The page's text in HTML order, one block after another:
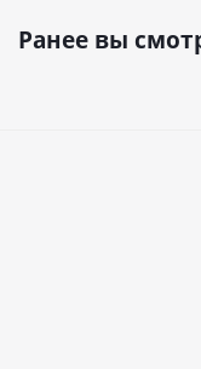
Ранее вы